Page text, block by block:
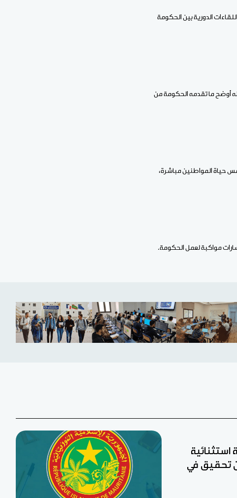
الدورية بين الحكومة
أوضح ما تقدمه الحكومة من
تمس حياة المواطنين مباشرة،
مواكبة لعمل الحكومة.
استثنائية
على 6 لجان تحقيق في